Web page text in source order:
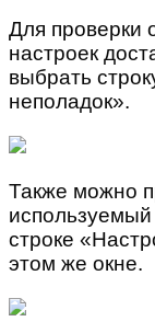
Для проверки
настроек
выбрать
неполадок».
Также можно
используемый
строке
этом же окне.